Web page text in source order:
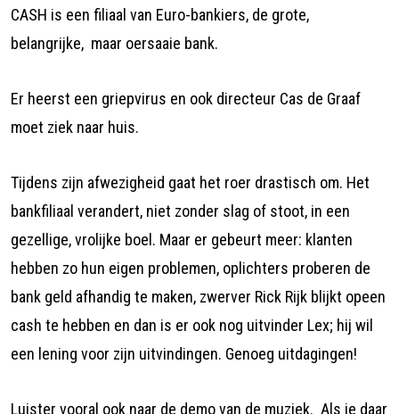
CASH is een filiaal van Euro-bankiers, de grote,
belangrijke, maar oersaaie bank.
Er heerst een griepvirus en ook directeur Cas de Graaf
moet ziek naar huis.
Tijdens zijn afwezigheid gaat het roer drastisch om. Het
bankfiliaal verandert, niet zonder slag of stoot, in een
gezellige, vrolijke boel. Maar er gebeurt meer: klanten
hebben zo hun eigen problemen, oplichters proberen de
bank geld afhandig te maken, zwerver Rick Rijk blijkt opeen
cash te hebben en dan is er ook nog uitvinder Lex; hij wil
een lening voor zijn uitvindingen. Genoeg uitdagingen!
Luister vooral ook naar de demo van de muziek. Als je daar